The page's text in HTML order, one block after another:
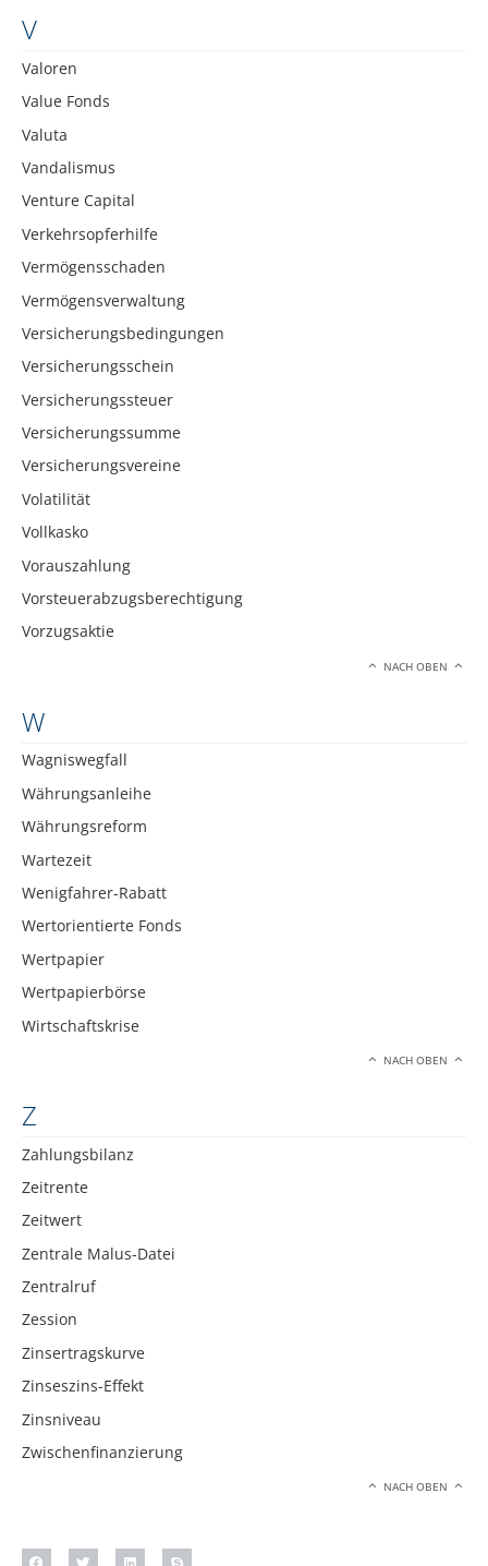
V
Valoren
Value Fonds
Valuta
Vandalismus
Venture Capital
Verkehrsopferhilfe
Vermögensschaden
Vermögensverwaltung
Versicherungsbedingungen
Versicherungsschein
Versicherungssteuer
Versicherungssumme
Versicherungsvereine
Volatilität
Vollkasko
Vorauszahlung
Vorsteuerabzugsberechtigung
Vorzugsaktie
NACH OBEN
W
Wagniswegfall
Währungsanleihe
Währungsreform
Wartezeit
Wenigfahrer-Rabatt
Wertorientierte Fonds
Wertpapier
Wertpapierbörse
Wirtschaftskrise
NACH OBEN
Z
Zahlungsbilanz
Zeitrente
Zeitwert
Zentrale Malus-Datei
Zentralruf
Zession
Zinsertragskurve
Zinseszins-Effekt
Zinsniveau
Zwischenfinanzierung
NACH OBEN